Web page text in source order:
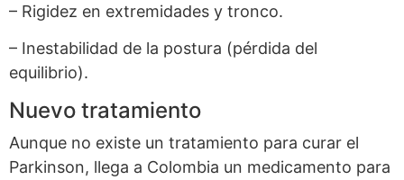
– Rigidez en extremidades y tronco.
– Inestabilidad de la postura (pérdida del
equilibrio).
Nuevo tratamiento
Aunque no existe un tratamiento para curar el
Parkinson, llega a Colombia un medicamento para